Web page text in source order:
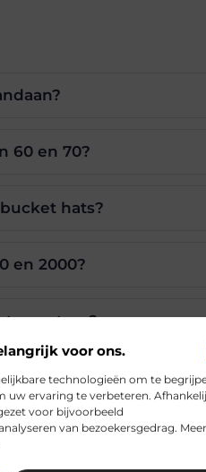
voor ons.
technologieën om te
uw ervaring te verbeteren.
voor bijvoorbeeld
van bezoekersgedrag. Meer
60 en 70?
hats?
en 2000?
couture?
LinkedIn